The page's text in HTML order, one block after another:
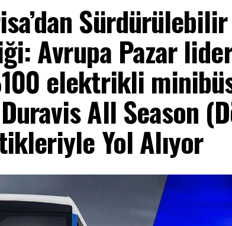
Avrupa Pazar
elektrikli
All Season
Yol Alıyor